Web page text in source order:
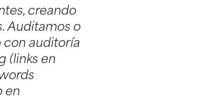
creando
Auditamos o
con auditoría
(links en
en